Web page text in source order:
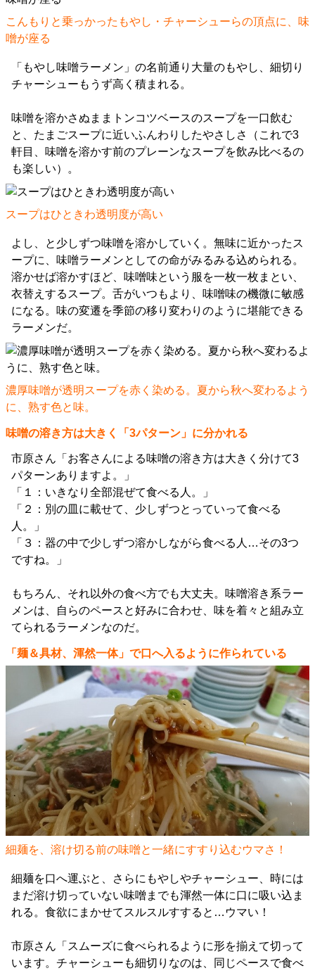
こんもりと乗っかったもやし・チャーシューらの頂点に、味
噌が座る
「もやし味噌ラーメン」の名前通り大量のもやし、細切り
チャーシューもうず高く積まれる。
味噌を溶かさぬままトンコツベースのスープを一口飲む
と、たまごスープに近いふんわりしたやさしさ（これで3
軒目、味噌を溶かす前のプレーンなスープを飲み比べるの
も楽しい）。
スープはひときわ透明度が高い
よし、と少しずつ味噌を溶かしていく。無味に近かったス
ープに、味噌ラーメンとしての命がみるみる込められる。
溶かせば溶かすほど、味噌味という服を一枚一枚まとい、
衣替えするスープ。舌がいつもより、味噌味の機微に敏感
になる。味の変遷を季節の移り変わりのように堪能できる
ラーメンだ。
濃厚味噌が透明スープを赤く染める。夏から秋へ変わるよう
に、熟す色と味。
味噌の溶き方は大きく「3パターン」に分かれる
市原さん「お客さんによる味噌の溶き方は大きく分けて3
パターンありますよ。」
「１：いきなり全部混ぜて食べる人。」
「２：別の皿に載せて、少しずつとっていって食べる
人。」
「３：器の中で少しずつ溶かしながら食べる人…その3つ
ですね。」
もちろん、それ以外の食べ方でも大丈夫。味噌溶き系ラー
メンは、自らのペースと好みに合わせ、味を着々と組み立
てられるラーメンなのだ。
「麺＆具材、渾然一体」で口へ入るように作られている
細麺を、溶け切る前の味噌と一緒にすすり込むウマさ！
細麺を口へ運ぶと、さらにもやしやチャーシュー、時には
まだ溶け切っていない味噌までも渾然一体に口に吸い込ま
れる。食欲にまかせてスルスルすすると…ウマい！
市原さん「スムーズに食べられるように形を揃えて切って
います。チャーシューも細切りなのは、同じペースで食べ